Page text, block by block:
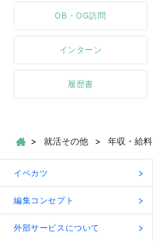
OB・OG訪問
インターン
履歴書
就活その他 年収・給料
イベカツ
編集コンセプト
外部サービスについて